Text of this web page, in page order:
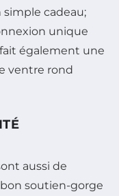
simple cadeau;
unique
également une
ventre rond
aussi de
soutien-gorge